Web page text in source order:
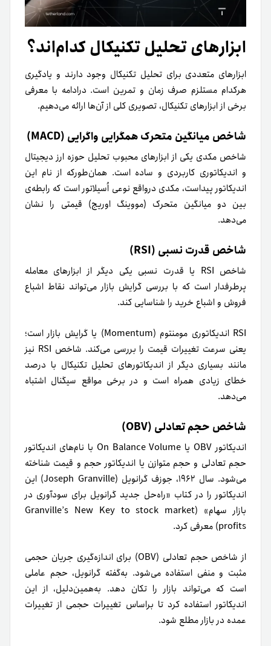
ابزارهای تحلیل تکنیکال کدام‌اند؟
ابزارهای متعددی برای تحلیل تکنیکال وجود دارند و یادگیری
هر‌کدام مستلزم صرف زمان و تمرین است. درادامه با معرفی
برخی از ابزارهای تکنیکال، تصویری کلی از آن‌ها ارائه می‌دهیم.
شاخص میانگین متحرک همگرایی واگرایی (MACD)
شاخص مکدی یکی از ابزارهای محبوب تحلیل حوزه ارز دیجیتال
و اندیکاتوری کاربردی‌ و ساده است. همان‌طور‌که از نام این
اندیکاتور پیداست، مکدی در‌واقع نوعی اُسیلاتور است که رابطه‌ی
بین دو میانگین متحرک (مووینگ اوریج) قیمتی را نشان
می‌دهد.
شاخص قدرت نسبی (RSI)
شاخص RSI یا قدرت نسبی یکی دیگر از ابزارهای معامله
پرطرفدار است که با بررسی گرایش بازار می‌تواند نقاط اشباع
فروش و اشباع خرید را شناسایی کند.
RSI اندیکاتوری مومنتوم (Momentum) یا گرایش بازار است؛
یعنی سرعت تغییرات قیمت را بررسی می‌کند. شاخص RSI نیز
مانند بسیاری دیگر از اندیکاتورهای تحلیل تکنیکال با درصد
خطای زیادی همراه است و در برخی مواقع سیگنال اشتباه
می‌دهد.
شاخص حجم تعادلی (OBV)
اندیکاتور OBV یا On Balance Volume با نام‌های اندیکاتور
حجم تعادلی و حجم متوازن یا اندیکاتور حجم و قیمت شناخته
می‌شود. سال ۱۹۶۲، جوزف گرانویل (Joseph Granville) این
اندیکاتور را در کتاب «راه‌حل جدید گرانویل برای سودآوری در
بازار سهام» (Granville’s New Key to stock market
profits) معرفی کرد.
از شاخص حجم تعادلی (OBV) برای اندازه‌گیری جریان حجمی
مثبت و منفی استفاده می‌شود. به‌گفته گرانویل، حجم عاملی
است که می‌تواند بازار را تکان دهد. به‌همین‌دلیل، از این
اندیکاتور استفاده کرد تا بر‌اساس تغییرات حجمی از تغییرات
عمده‌ در بازار مطلع شود.